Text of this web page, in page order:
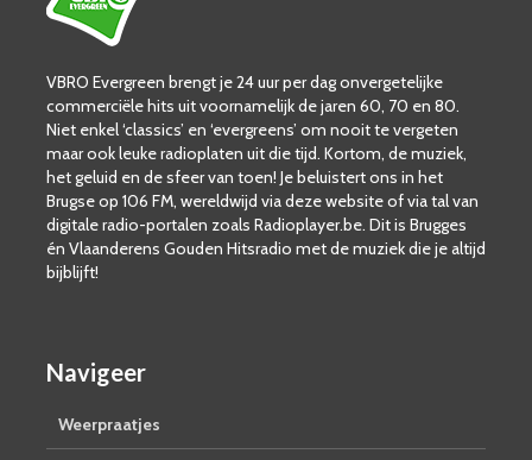
VBRO Evergreen brengt je 24 uur per dag onvergetelijke
commerciële hits uit voornamelijk de jaren 60, 70 en 80.
Niet enkel ‘classics’ en ‘evergreens’ om nooit te vergeten
maar ook leuke radioplaten uit die tijd. Kortom, de muziek,
het geluid en de sfeer van toen! Je beluistert ons in het
Brugse op 106 FM, wereldwijd via deze website of via tal van
digitale radio-portalen zoals Radioplayer.be. Dit is Brugges
én Vlaanderens Gouden Hitsradio met de muziek die je altijd
bijblijft!
Navigeer
Weerpraatjes